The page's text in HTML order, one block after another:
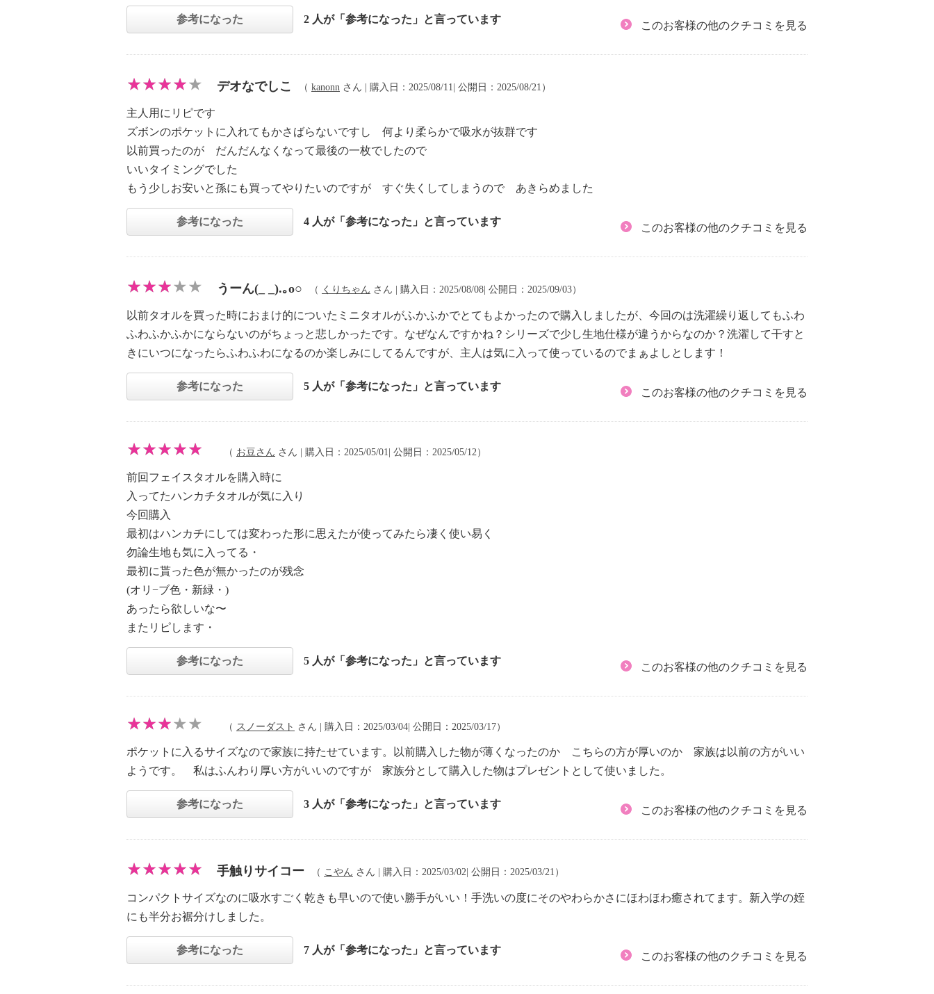
参考になった 2 人が「参考になった」と言っています
このお客様の他のクチコミを見る
デオなでしこ （ kanonn さん | 購入日：2025/08/11| 公開日：2025/08/21）
主人用にリピです
ズボンのポケットに入れてもかさばらないですし 何より柔らかで吸水が抜群です
以前買ったのが だんだんなくなって最後の一枚でしたので
いいタイミングでした
もう少しお安いと孫にも買ってやりたいのですが すぐ失くしてしまうので あきらめました
参考になった 4 人が「参考になった」と言っています
このお客様の他のクチコミを見る
うーん(_ _).｡o○ （ くりちゃん さん | 購入日：2025/08/08| 公開日：2025/09/03）
以前タオルを買った時におまけ的についたミニタオルがふかふかでとてもよかったので購入しましたが、今回のは洗濯繰り返してもふわ
ふわふかふかにならないのがちょっと悲しかったです。なぜなんですかね？シリーズで少し生地仕様が違うからなのか？洗濯して干すと
きにいつになったらふわふわになるのか楽しみにしてるんですが、主人は気に入って使っているのでまぁよしとします！
参考になった 5 人が「参考になった」と言っています
このお客様の他のクチコミを見る
（ お豆さん さん | 購入日：2025/05/01| 公開日：2025/05/12）
前回フェイスタオルを購入時に
入ってたハンカチタオルが気に入り
今回購入
最初はハンカチにしては変わった形に思えたが使ってみたら凄く使い易く
勿論生地も気に入ってる・
最初に貰った色が無かったのが残念
(オリ−ブ色・新緑・)
あったら欲しいな〜
またリピします・
参考になった 5 人が「参考になった」と言っています
このお客様の他のクチコミを見る
（ スノーダスト さん | 購入日：2025/03/04| 公開日：2025/03/17）
ポケットに入るサイズなので家族に持たせています。以前購入した物が薄くなったのか こちらの方が厚いのか 家族は以前の方がいい
ようです。 私はふんわり厚い方がいいのですが 家族分として購入した物はプレゼントとして使いました。
参考になった 3 人が「参考になった」と言っています
このお客様の他のクチコミを見る
手触りサイコー （ こやん さん | 購入日：2025/03/02| 公開日：2025/03/21）
コンパクトサイズなのに吸水すごく乾きも早いので使い勝手がいい！手洗いの度にそのやわらかさにほわほわ癒されてます。新入学の姪
にも半分お裾分けしました。
参考になった 7 人が「参考になった」と言っています
このお客様の他のクチコミを見る